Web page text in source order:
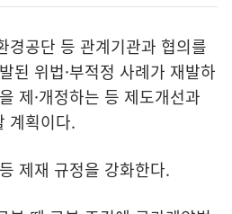
경공단 등 관계기관과 협의를
된 위법·부적정 사례가 재발하
제·개정하는 등 제도개선과
계획이다.
제재 규정을 강화한다.